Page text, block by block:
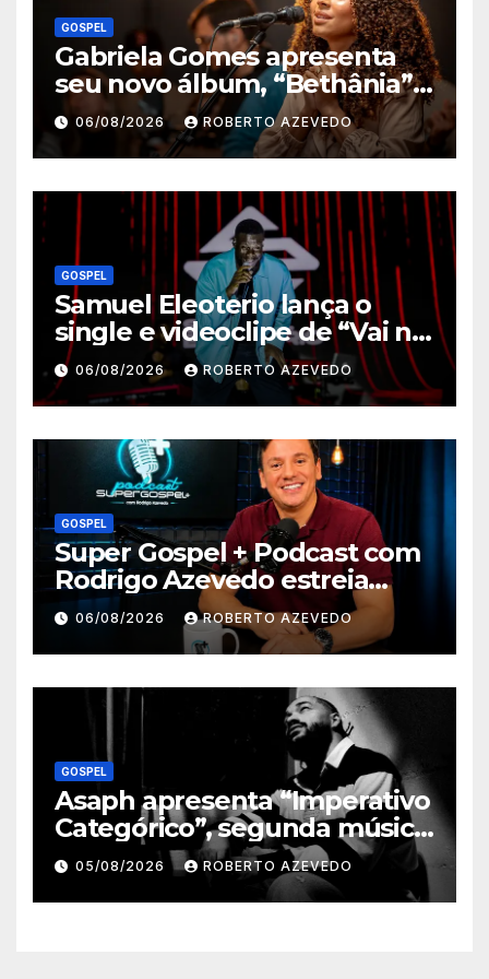
GOSPEL
Gabriela Gomes apresenta
seu novo álbum, “Bethânia”,
e o clipe de “Manso e
Humilde”, com a participação
de Jessé Perão
06/08/2026 ROBERTO AZEVEDO
GOSPEL
Samuel Eleoterio lança o
single e videoclipe de “Vai na
Marcha”
06/08/2026 ROBERTO AZEVEDO
GOSPEL
Super Gospel + Podcast com
Rodrigo Azevedo estreia
nova temporada e reúne
grandes nomes da música
gospel brasileira
06/08/2026 ROBERTO AZEVEDO
GOSPEL
Asaph apresenta “Imperativo
Categórico”, segunda música
de trabalho de seu novo
álbum pela Onimusic
05/08/2026 ROBERTO AZEVEDO